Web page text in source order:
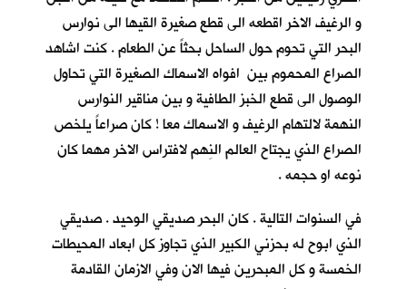
و الرغيف الاخر اقطعه الى قطع صغيرة القيها الى نوارس
البحر التي تحوم حول الساحل بحثاً عن الطعام . كنت اشاهد
الصراع المحموم بين افواه الاسماك الصغيرة التي تحاول
الوصول الى قطع الخبز الطافية و بين مناقير النوارس
النهمة لالتهام الرغيف و الاسماك معا ! كان صراعاً يلخص
الصراع الذي يجتاح العالم النِهم لافتراس الاخر مهما كان
نوعه او حجمه .
في السنوات التالية . كان البحر صديقي الوحيد . صديقي
الذي ابوح له بحزني الكبير الذي تجاوز كل ابعاد المحيطات
الخمسة و كل المبحرين فيها الان وفي الازمان القادمة